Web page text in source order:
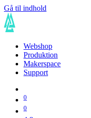
Gå til indhold
Webshop
Produktion
Makerspace
Support
0
0